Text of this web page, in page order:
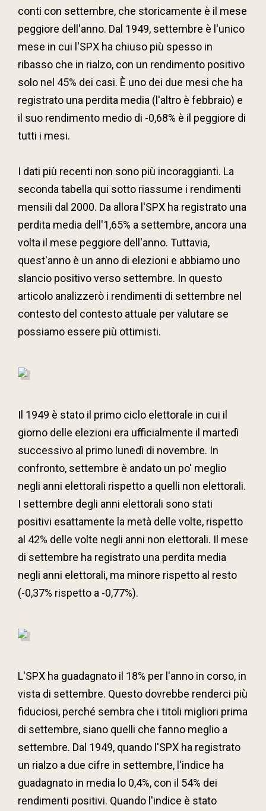
conti con settembre, che storicamente è il mese
peggiore dell'anno. Dal 1949, settembre è l'unico
mese in cui l'SPX ha chiuso più spesso in
ribasso che in rialzo, con un rendimento positivo
solo nel 45% dei casi. È uno dei due mesi che ha
registrato una perdita media (l'altro è febbraio) e
il suo rendimento medio di -0,68% è il peggiore di
tutti i mesi.
I dati più recenti non sono più incoraggianti. La
seconda tabella qui sotto riassume i rendimenti
mensili dal 2000. Da allora l'SPX ha registrato una
perdita media dell'1,65% a settembre, ancora una
volta il mese peggiore dell'anno. Tuttavia,
quest'anno è un anno di elezioni e abbiamo uno
slancio positivo verso settembre. In questo
articolo analizzerò i rendimenti di settembre nel
contesto del contesto attuale per valutare se
possiamo essere più ottimisti.
Il 1949 è stato il primo ciclo elettorale in cui il
giorno delle elezioni era ufficialmente il martedì
successivo al primo lunedì di novembre. In
confronto, settembre è andato un po' meglio
negli anni elettorali rispetto a quelli non elettorali.
I settembre degli anni elettorali sono stati
positivi esattamente la metà delle volte, rispetto
al 42% delle volte negli anni non elettorali. Il mese
di settembre ha registrato una perdita media
negli anni elettorali, ma minore rispetto al resto
(-0,37% rispetto a -0,77%).
L'SPX ha guadagnato il 18% per l'anno in corso, in
vista di settembre. Questo dovrebbe renderci più
fiduciosi, perché sembra che i titoli migliori prima
di settembre, siano quelli che fanno meglio a
settembre. Dal 1949, quando l'SPX ha registrato
un rialzo a due cifre in settembre, l'indice ha
guadagnato in media lo 0,4%, con il 54% dei
rendimenti positivi. Quando l'indice è stato